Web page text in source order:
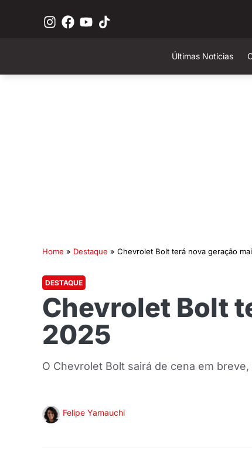
Últimas Notícias
Home » Destaque » Chevrolet Bolt terá nova geração
DESTAQUE
Chevrolet Bolt
2025
O Chevrolet Bolt sairá de cena em
Felipe Yamauchi